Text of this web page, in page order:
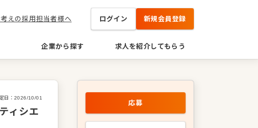
えの採用担当者様へ ログイン 新規会員登録
企業から探す 求人を紹介してもらう
日： 2026/10/01
ィシエ
応募